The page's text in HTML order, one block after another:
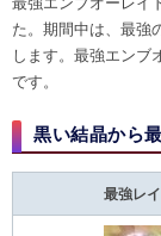
た。期間中は、最強
します。最強エンブ
です。
黒い結晶から
最強レ